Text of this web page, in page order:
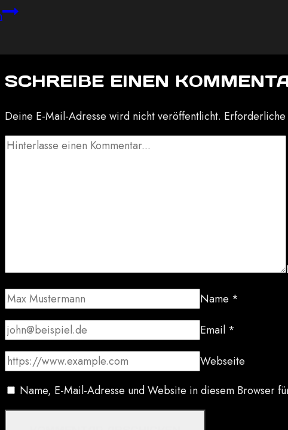
Hello
SCHREIBE EINEN
Deine E-Mail-Adresse wird nicht veröffentlicht.
Name *
Email *
Webseite
Name, E-Mail-Adresse und Website in diesem Browser